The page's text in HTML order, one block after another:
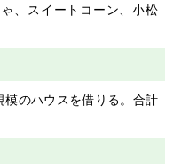
、スイートコーン、小松
のハウスを借りる。合計